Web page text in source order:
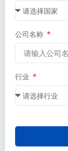
公司名称
行业